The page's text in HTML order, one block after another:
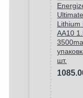
Ultimate
Lithium
AA10
шт.